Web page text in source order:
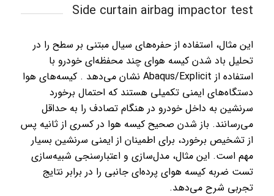
Side curtain airbag impactor test
این مثال، استفاده از حفره‌های سیال مبتنی بر سطح را در
تحلیل باد شدن کیسه هوای چند محفظه‌ای خودرو با
استفاده از Abaqus/Explicit نشان می‌دهد . کیسه‌های هوا
دستگاه‌های ایمنی تکمیلی هستند که احتمال برخورد
سرنشین به داخل خودرو در هنگام تصادف را به حداقل
می‌رسانند. باز شدن صحیح کیسه هوا در کسری از ثانیه پس
از تشخیص برخورد، برای اطمینان از ایمنی سرنشین بسیار
مهم است. این مثال، مدل‌سازی و اعتبارسنجی شبیه‌سازی
تست ضربه کیسه هوای پرده‌ای جانبی را در برابر نتایج
تجربی شرح می‌دهد.